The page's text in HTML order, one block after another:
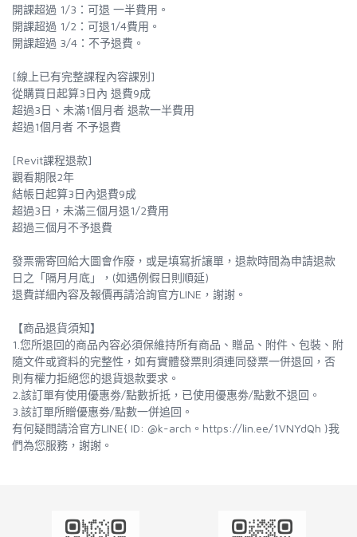
開課超過 1/3：可退 一半費用。
開課超過 1/2：可退1/4費用。
開課超過 3/4：不予退費。
[線上已有完整課程內容課別]
從購買日起算3日內 退費9成
超過3日、未滿1個月者 退款一半費用
超過1個月者 不予退費
[Revit課程退款]
觀看期限2年
結帳日起算3日內退費9成
超過3日，未滿三個月退1/2費用
超過三個月不予退費
發票需寄回給大圖會作廢，或是填寫折讓單，退款時間為申請退款
日之「隔月月底」，(如遇例假日則順延)
退費詳細內容及報價再請洽詢官方LINE，謝謝。
【商品退貨須知】
1.您所退回的商品內容必須保維持所有商品、贈品、附件、包裝、附
隨文件或資料的完整性，如有實體發票則須連同發票一併退回，否
則有權力拒絕您的退貨退款要求。
2.該訂單有使用優惠劵/點數折抵，已使用優惠劵/點數不退回。
3.該訂單所贈優惠劵/點數一併追回。
有何疑問請洽官方LINE{ ID: @k-arch。https://lin.ee/1VNYdQh }我
們為您服務，謝謝。